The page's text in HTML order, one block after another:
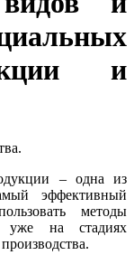
и
– одна из
эффективный
методы
уже на стадиях